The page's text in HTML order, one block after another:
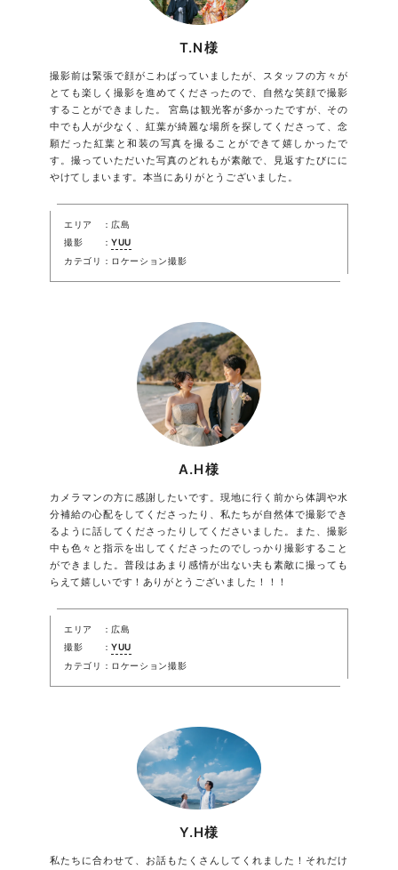
T.N様
撮影前は緊張で顔がこわばっていましたが、スタッフの方々が
とても楽しく撮影を進めてくださったので、自然な笑顔で撮影
することができました。 宮島は観光客が多かったですが、その
中でも人が少なく、紅葉が綺麗な場所を探してくださって、念
願だった紅葉と和装の写真を撮ることができて嬉しかったで
す。撮っていただいた写真のどれもが素敵で、見返すたびにに
やけてしまいます。本当にありがとうございました。
エリア
広島
撮影
YUU
カテゴリ
ロケーション撮影
A.H様
カメラマンの方に感謝したいです。現地に行く前から体調や水
分補給の心配をしてくださったり、私たちが自然体で撮影でき
るように話してくださったりしてくださいました。また、撮影
中も色々と指示を出してくださったのでしっかり撮影すること
ができました。普段はあまり感情が出ない夫も素敵に撮っても
らえて嬉しいです！ありがとうございました！！！
エリア
広島
撮影
YUU
カテゴリ
ロケーション撮影
Y.H様
私たちに合わせて、お話もたくさんしてくれました！それだけ